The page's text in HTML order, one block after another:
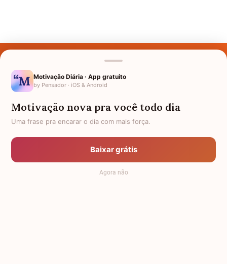
Nomes pelo Mundo
Política de Privacidade
Anuncie
Termos de Uso
Motivação Diária · App gratuito
by Pensador · iOS & Android
Motivação nova pra você todo dia
Uma frase pra encarar o dia com mais força.
Baixar grátis
Agora não